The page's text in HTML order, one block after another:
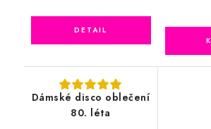
Dámské disco oblečení
80. léta